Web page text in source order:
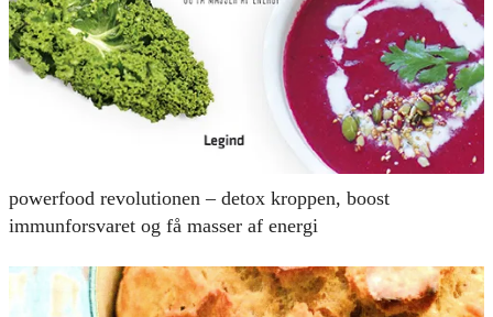
powerfood revolutionen – detox kroppen, boost
immunforsvaret og få masser af energi